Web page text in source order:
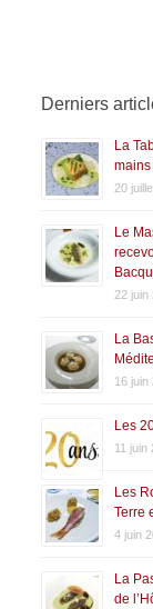
Derniers
La
mains
20
Le
22 juin
La
16 juin
Les
11 juin
Les
Terre
4 juin
La
de